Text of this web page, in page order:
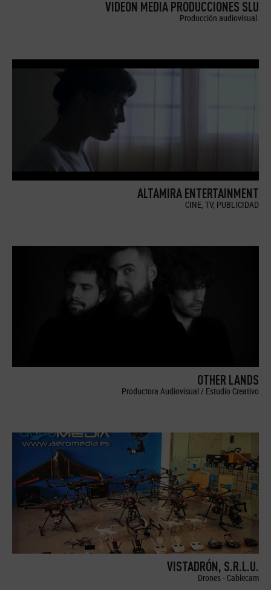
VIDEON MEDIA PRODUCCIONES SLU
Producción audiovisual.
ALTAMIRA ENTERTAINMENT
CINE, TV, PUBLICIDAD
OTHER LANDS
Productora Audiovisual / Estudio Creativo
VISTADRÓN, S.R.L.U.
Drones - Cablecam